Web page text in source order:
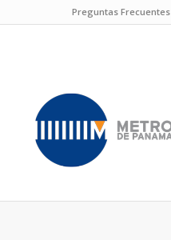
Preguntas Frecuentes